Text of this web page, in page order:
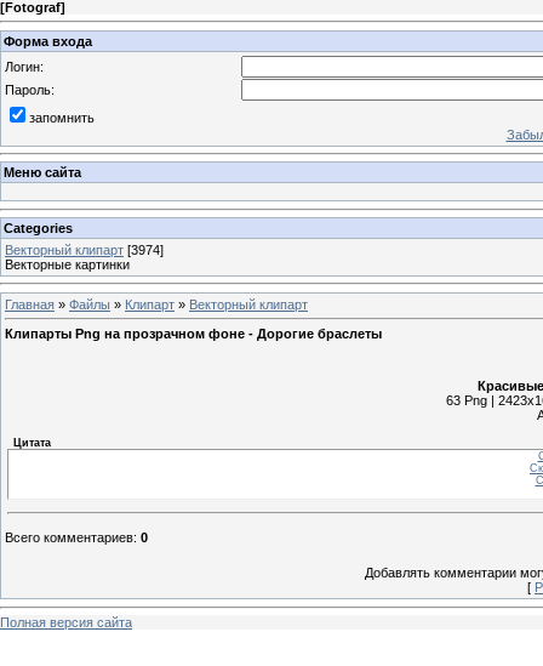
[Fotograf]
Форма входа
Логин:
Пароль:
запомнить
Меню сайта
Categories
Векторный клипарт [3974]
Векторные картинки
Главная » Файлы » Клипарт » Векторный клипарт
Клипарты Png на прозрачном фоне - Дорогие браслеты
63 Png |
Цитата
Всего комментариев: 0
Добавлять комментарии
[
Полная версия сайта